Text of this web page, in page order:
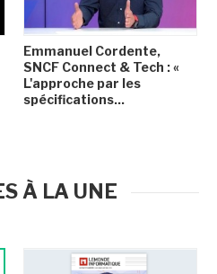
Emmanuel Cordente,
SNCF Connect & Tech : «
L'approche par les
spécifications...
À LA UNE